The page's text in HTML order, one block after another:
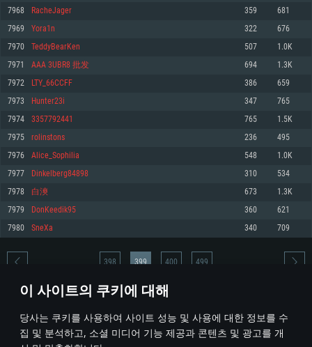
이 사이트의 쿠키에 대해
당사는 쿠키를 사용하여 사이트 성능 및 사용에 대한 정보를 수
집 및 분석하고, 소셜 미디어 기능 제공과 콘텐츠 및 광고를 개
운영체제: Windows 10 (64 bit)
프로세서: 2.2 GHz 듀얼코어 이상
메모리: 4GB
그래픽 카드: DirectX 11 이상을 지원하는 AMD Radeon 77XX / NVIDIA
GeForce GT 660. 최소 사양 해상도: 720p
네트워크: 브로드밴드 인터넷
여유 저장 공간: 22.1 GB (최소 클라이언트)
권장 사양
570 혹은 그 이상
여유 저장 공간: 62.2 GB (전체 클라이언트)
운영체제: Mac OS Big Sur 11.0
프로세서: 최소 2.2 GHz의 Core i5 (Intel Xeon 은 지원하지 않습니다)
메모리: 6 GB
그래픽 카드: Metal 을 지원하는 Intel Iris Pro 5200 (Mac), 혹은 이와 비슷한 성
능을 가지는 Mac 버전의 AMD/Nvidia. 최소 해상도: 720p
네트워크: 브로드밴드 인터넷
여유 저장 공간: 22.1 GB (최소 클라이언트)
권장 사양
네트워크: 브로드밴드 인터넷
여유 저장 공간: 62.2 GB (전체 클라이언트)
운영체제: 64bit Linux 중 최신 버전
프로세서: 2.4 GHz 듀얼코어
메모리: 4 GB
그래픽 카드: Vulkan 을 지원하고, 최신 그래픽 드라이버를 지원하는 NVIDIA
660 (6개월 미만) 혹은 그와 동급의 성능을 가지며 최신 그래픽 드라이버를 지
원하는 AMD (6개월 미만; 최소사양 지원 해상도 720p)
네트워크: 브로드밴드 인터넷
여유 저장 공간: 22.1 GB (최소 클라이언트)
권장 사양
운영체제: Ubuntu 20.04 64bit
프로세서: Intel Core i7
메모리: 16 GB
그래픽 카드: Vulkan 을 지원하고, 최신 그래픽 드라이버를 지원하는 NVIDIA
1060 (6개월 미만) 혹은 그와 동급의 성능을 가지며 최신 그래픽 드라이버를
지원하는 AMD RX 570 (6개월 미만; 최소사양 지원 해상도 720p) 이상
여유 저장 공간: 62.2 GB (전체 클라이언트)
7968 RacheJager 359 681
7969 Yora1n 322 676
7970 TeddyBearKen 507 1.0K
7971 AAA 3UBR8 批发 694 1.3K
7972 LTY_66CCFF 386 659
7973 Hunter23i 347 765
7974 3357792441 765 1.5K
7975 rolinstons 236 495
7976 Alice_Sophilia 548 1.0K
7977 Dinkelberg84898 310 534
7978 白漺 673 1.3K
7979 DonKeedik95 360 621
7980 SneXa 340 709
* 순위표는 매일 1회 갱신됩니다
398 399 400 499